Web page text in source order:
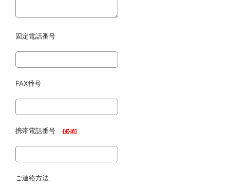
固定電話番号
FAX番号
携帯電話番号 [必須]
ご連絡方法